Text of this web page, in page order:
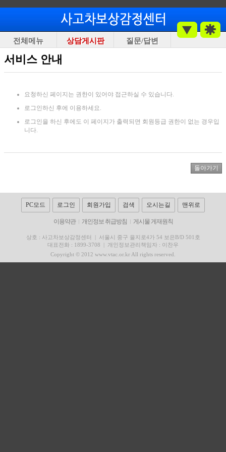
전체메뉴 상담게시판 질문/답변
서비스 안내
요청하신 페이지는 권한이 있어야 접근하실 수 있습니다.
로그인하신 후에 이용하세요.
로그인을 하신 후에도 이 페이지가 출력되면 회원등급 권한이 없는 경우입
니다.
PC모드 로그인 회원가입 검색 오시는길 맨위로
이용약관 개인정보 취급방침 게시물 게재원칙
상호 : 사고차보상감정센터 |서울시 중구 을지로4가 54 보은B/D 501호
대표전화 : 1899-3708 | 개인정보관리책임자 : 이찬우
Copyright © 2012 www.vtac.or.kr All rights reserved.